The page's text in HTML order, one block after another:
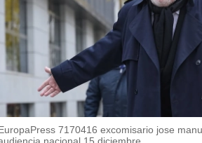
INTERNACIONAL
OPINIÓ
MUNICIPIS
7170416 excomisario jose
nacional 15 diciembre